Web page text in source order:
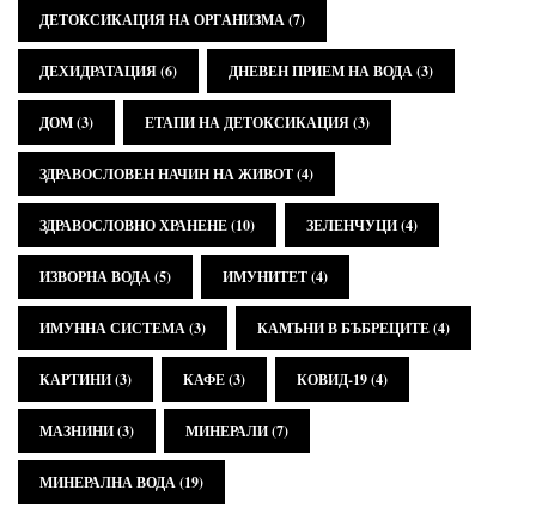
ДЕТОКСИКАЦИЯ НА ОРГАНИЗМА(7)
ДЕХИДРАТАЦИЯ(6) ДНЕВЕН ПРИЕМ НА ВОДА(3)
ДОМ(3) ЕТАПИ НА ДЕТОКСИКАЦИЯ(3)
ЗДРАВОСЛОВЕН НАЧИН НА ЖИВОТ(4)
ЗДРАВОСЛОВНО ХРАНЕНЕ(10) ЗЕЛЕНЧУЦИ(4)
ИЗВОРНА ВОДА(5) ИМУНИТЕТ(4)
ИМУННА СИСТЕМА(3) КАМЪНИ В БЪБРЕЦИТЕ(4)
КАРТИНИ(3) КАФЕ(3) КОВИД-19(4)
МАЗНИНИ(3) МИНЕРАЛИ(7)
МИНЕРАЛНА ВОДА(19)